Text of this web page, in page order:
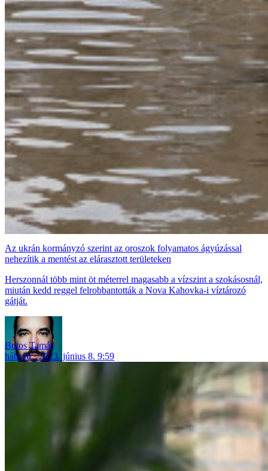
Az ukrán kormányzó szerint az oroszok folyamatos ágyúzással
nehezítik a mentést az elárasztott területeken
Herszonnál több mint öt méterrel magasabb a vízszint a szokásosnál,
miután kedd reggel felrobbantották a Nova Kahovka-i víztározó
gátját.
Botos Tamás
háború
2023. június 8. 9:59